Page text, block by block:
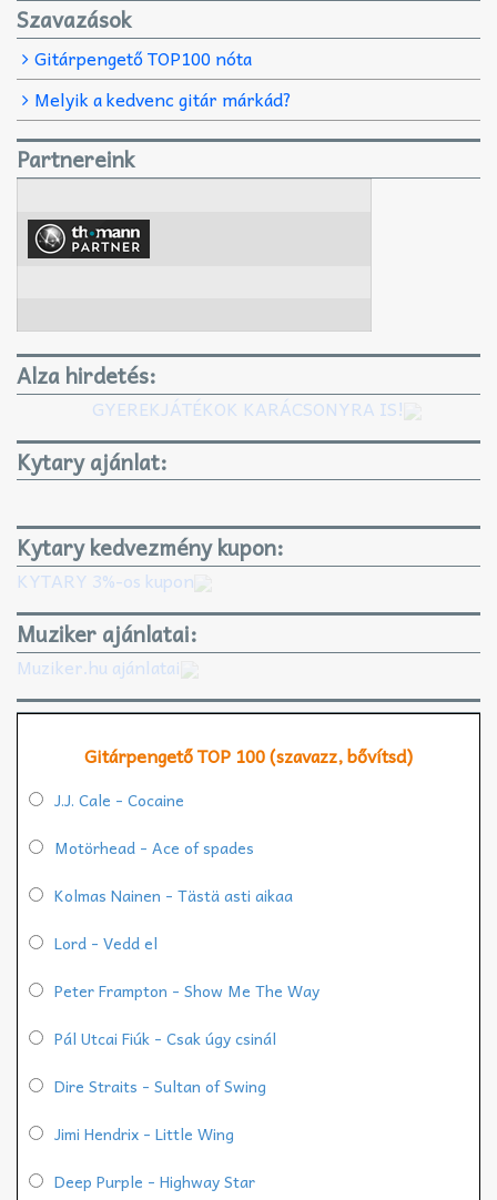
Szavazások
Gitárpengető TOP100 nóta
Melyik a kedvenc gitár márkád?
Partnereink
Alza hirdetés:
GYEREKJÁTÉKOK KARÁCSONYRA IS!
Kytary ajánlat:
Kytary kedvezmény kupon:
KYTARY 3%-os kupon
Muziker ajánlatai:
Muziker.hu ajánlatai
Gitárpengető TOP 100 (szavazz, bővítsd)
J.J. Cale - Cocaine
Motörhead - Ace of spades
Kolmas Nainen - Tästä asti aikaa
Lord - Vedd el
Peter Frampton - Show Me The Way
Pál Utcai Fiúk - Csak úgy csinál
Dire Straits - Sultan of Swing
Jimi Hendrix - Little Wing
Deep Purple - Highway Star